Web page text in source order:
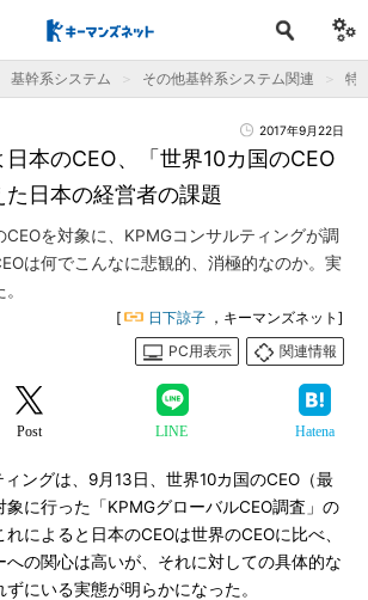
基幹系システム その他基幹系システム関連 特
2017年9月22日
本のCEO、「世界10カ国のCEO
日本の経営者の課題
CEOを対象に、KPMGコンサルティングが調
は何でこんなに悲観的、消極的なのか。実
[ 日下諒子 ，キーマンズネット]
PC用表示
関連情報
Post LINE Hatena
ングは、9月13日、世界10カ国のCEO（最
に行った「KPMGグローバルCEO調査」の
によると日本のCEOは世界のCEOに比べ、
への関心は高いが、それに対しての具体的な
にいる実態が明らかになった。